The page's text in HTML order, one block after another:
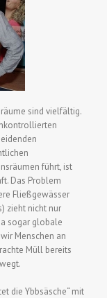
sind vielfältig.
führt, ist
Das Problem
Fließgewässer
zieht nicht nur
sogar globale
Menschen an
Müll bereits
die Ybbsäsche“ mit